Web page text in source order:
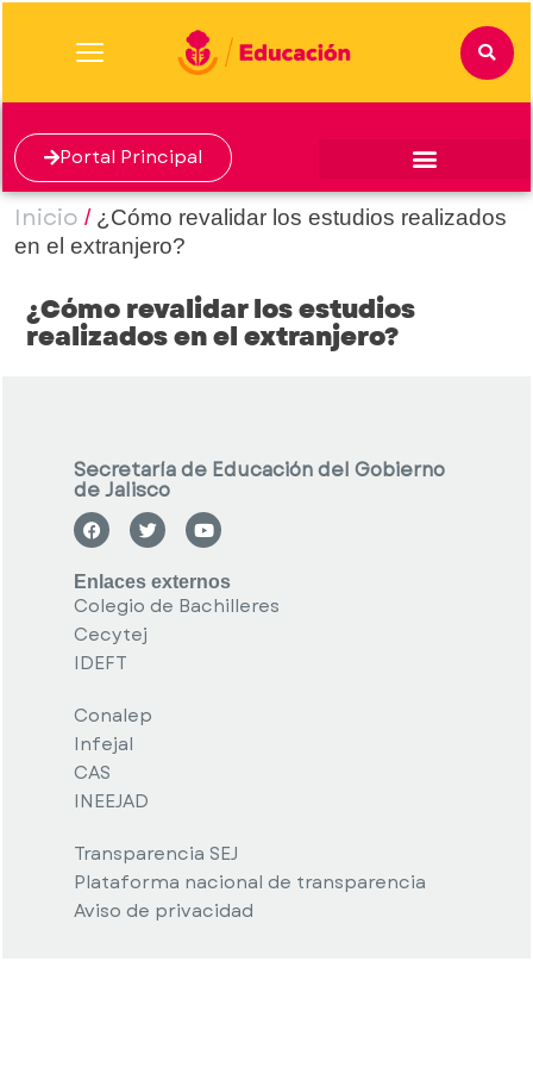
Portal Principal
Inicio / ¿Cómo revalidar los estudios realizados
en el extranjero?
¿Cómo revalidar los estudios
realizados en el extranjero?
Secretaría de Educación del Gobierno
de Jalisco
Enlaces externos
Colegio de Bachilleres
Cecytej
IDEFT
Conalep
Infejal
CAS
INEEJAD
Transparencia SEJ
Plataforma nacional de transparencia
Aviso de privacidad